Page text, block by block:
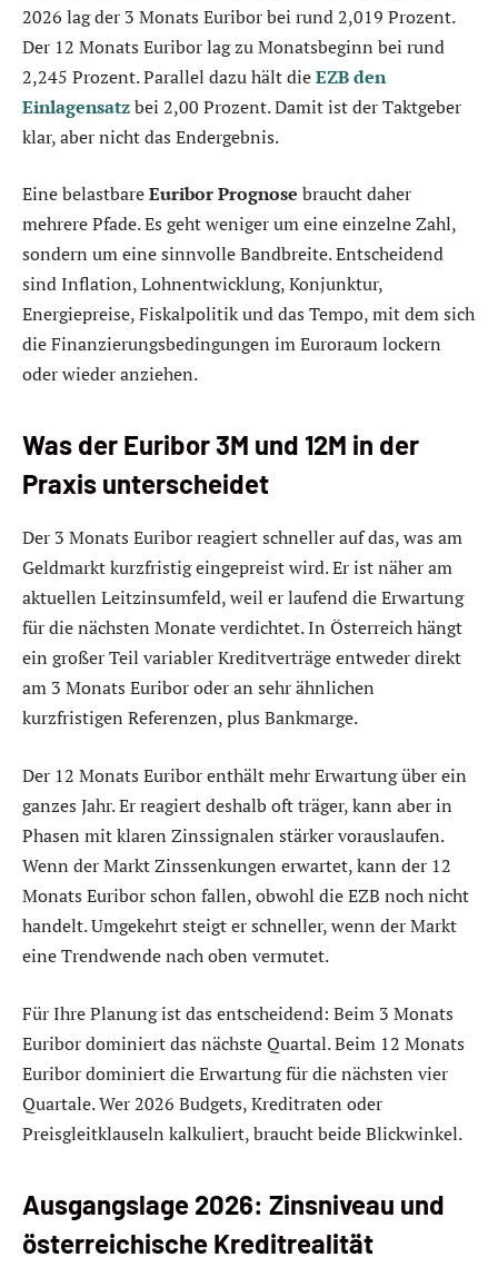
2026 lag der 3 Monats Euribor bei rund 2,019 Prozent.
Der 12 Monats Euribor lag zu Monatsbeginn bei rund
2,245 Prozent. Parallel dazu hält dieEZB den
Einlagensatzbei 2,00 Prozent. Damit ist der Taktgeber
klar, aber nicht das Endergebnis.
Eine belastbareEuribor Prognose braucht daher
mehrere Pfade. Es geht weniger um eine einzelne Zahl,
sondern um eine sinnvolle Bandbreite. Entscheidend
sind Inflation, Lohnentwicklung, Konjunktur,
Energiepreise, Fiskalpolitik und das Tempo, mit dem sich
die Finanzierungsbedingungen im Euroraum lockern
oder wieder anziehen.
Was der Euribor 3M und 12M in der
Praxis unterscheidet
Der 3 Monats Euribor reagiert schneller auf das, was am
Geldmarkt kurzfristig eingepreist wird. Er ist näher am
aktuellen Leitzinsumfeld, weil er laufend die Erwartung
für die nächsten Monate verdichtet. In Österreich hängt
ein großer Teil variabler Kreditverträge entweder direkt
am 3 Monats Euribor oder an sehr ähnlichen
kurzfristigen Referenzen, plus Bankmarge.
Der 12 Monats Euribor enthält mehr Erwartung über ein
ganzes Jahr. Er reagiert deshalb oft träger, kann aber in
Phasen mit klaren Zinssignalen stärker vorauslaufen.
Wenn der Markt Zinssenkungen erwartet, kann der 12
Monats Euribor schon fallen, obwohl die EZB noch nicht
handelt. Umgekehrt steigt er schneller, wenn der Markt
eine Trendwende nach oben vermutet.
Für Ihre Planung ist das entscheidend: Beim 3 Monats
Euribor dominiert das nächste Quartal. Beim 12 Monats
Euribor dominiert die Erwartung für die nächsten vier
Quartale. Wer 2026 Budgets, Kreditraten oder
Preisgleitklauseln kalkuliert, braucht beide Blickwinkel.
Ausgangslage 2026: Zinsniveau und
österreichische Kreditrealität